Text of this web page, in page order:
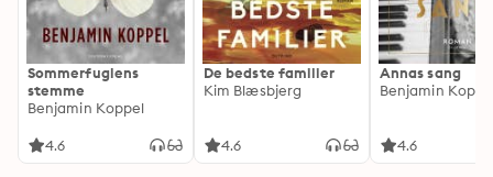
Sommerfuglens
stemme
Benjamin Koppel
4.6
De bedste familier
Kim Blæsbjerg
4.6
Annas sang
Benjamin
4.6